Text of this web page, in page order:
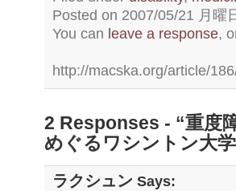
Posted on 2007/05/21 月曜
You can leave a response,
http://macska.org/article/
2 Responses - “重度
めぐるワシントン大
ラクシュン Says: